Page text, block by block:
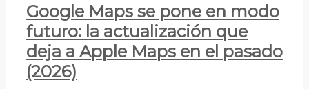
Google Maps se pone en modo
futuro: la actualización que
deja a Apple Maps en el pasado
(2026)